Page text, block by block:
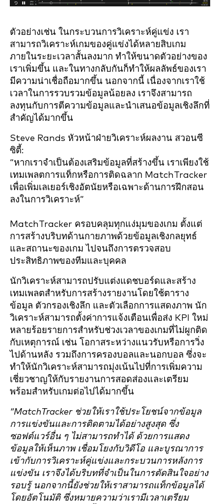
ตัวอย่างเช่น ในกระบวนการวิเคราะห์คู่แข่ง เรา
สามารถวิเคราะห์เกมของคู่แข่งได้หลายสิบเกม
ภายในระยะเวลาสั้นลงมาก ทำให้ขนาดตัวอย่างของ
เราเพิ่มขึ้น และในทางกลับกันก็ทำให้ผลลัพธ์ของเรา
มีความน่าเชื่อถือมากขึ้น นอกจากนี้ เนื่องจากเราใช้
เวลาในการรวบรวมข้อมูลน้อยลง เราจึงสามารถ
ลงทุนกับการตีความข้อมูลและนำเสนอข้อมูลเชิงลึกที่
สำคัญได้มากขึ้น
Steve Rands หัวหน้าฝ่ายวิเคราะห์ผลงาน สวอนซี
ซิตี้:
“หากเราจำเป็นต้องเสริมข้อมูลที่สร้างขึ้น เราเพียงใช้
เทมเพลตการแท็กหรือการติดฉลาก MatchTracker
เพื่อเพิ่มเลเยอร์เชิงอัตนัยหรือเฉพาะด้านการฝึกสอน
ลงในการวิเคราะห์”
MatchTracker ครอบคลุมทุกแง่มุมของเกม ตั้งแต่
การสร้างบริบทด้านกายภาพด้วยข้อมูลเชิงกลยุทธ์
และสถานะของเกม ไปจนถึงการตรวจสอบ
ประสิทธิภาพของทีมและบุคคล
นักวิเคราะห์สามารถปรับแต่งแดชบอร์ดและสร้าง
เทมเพลตสำหรับการสร้างรายงานโดยใช้ตาราง
ข้อมูล ตัวกรองเชิงลึก และตัวเลือกการแสดงภาพ นัก
วิเคราะห์สามารถตั้งค่าการแจ้งเตือนเพื่อส่ง KPI ใหม่
หลายร้อยรายการสำหรับช่วงเวลาของเกมที่ไม่ผูกติด
กับเหตุการณ์ เช่น โอกาสระหว่างแนวรับหรือการวิ่ง
ไปด้านหลัง รวมถึงการครองบอลและนอกบอล ซึ่งจะ
ทำให้นักวิเคราะห์สามารถมุ่งเน้นไปที่การเพิ่มความ
เชี่ยวชาญให้กับรายงานการสอดส่องและเตรียม
พร้อมสำหรับเกมต่อไปได้มากขึ้น
“MatchTracker ช่วยให้เราใช้ประโยชน์จากข้อมูล
การแข่งขันและการติดตามได้อย่างสูงสุด ซึ่ง
ซอฟต์แวร์อื่น ๆ ไม่สามารถทำได้ ด้วยการแสดง
ข้อมูลให้เห็นภาพ เชื่อมโยงกับวิดีโอ และบูรณาการ
เข้ากับการวิเคราะห์คู่แข่งและกระบวนการหลังการ
แข่งขัน เราจึงได้บริบทที่จำเป็นในการตัดสินใจอย่าง
รอบรู้ นอกจากนี้ยังช่วยให้เราสามารถแท็กข้อมูลได้
โดยอัตโนมัติ ซึ่งหมายความว่าเรามีเวลาเตรียม